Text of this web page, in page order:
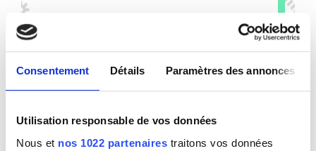
Consentement Détails Paramètres des annonces
Utilisation responsable de vos données
Nous et nos 1022 partenaires traitons vos données